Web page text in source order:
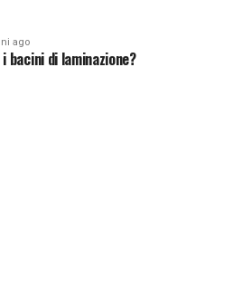
ago
i bacini di laminazione?